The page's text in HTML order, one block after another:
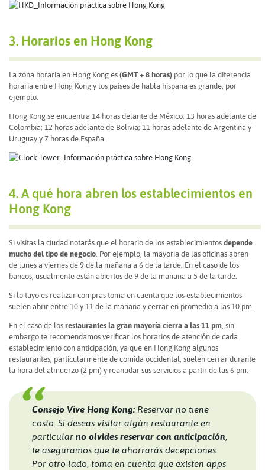
3. Horarios en Hong Kong
La zona horaria en Hong Kong es (GMT + 8 horas) por lo que la diferencia
horaria entre Hong Kong y los países de habla hispana es grande, por
ejemplo:
Hong Kong se encuentra 14 horas delante de México; 13 horas adelante de
Colombia; 12 horas adelante de Bolivia; 11 horas adelante de Argentina y
Uruguay y 7 horas de España.
4. A qué hora abren los establecimientos en
Hong Kong
Si visitas la ciudad notarás que el horario de los establecimientos depende
mucho del tipo de negocio . Por ejemplo, la mayoría de las oficinas abren
de lunes a viernes de 9 de la mañana a 6 de la tarde. En el caso de los
bancos, usualmente están abiertos de 9 de la mañana a 5 de la tarde.
Si lo tuyo es realizar compras toma en cuenta que los establecimientos
suelen abrir entre 10 y 11 de la mañana y cerrar en promedio a las 10 pm.
En el caso de los restaurantes la gran mayoría cierra a las 11 pm , sin
embargo te recomendamos verificar los horarios de atención de cada
establecimiento con anticipación, ya que en Hong Kong algunos
restaurantes, particularmente de comida occidental, suelen cerrar durante
la hora del almuerzo (2 pm) y reanudar sus servicios a partir de las 6 pm.
Consejo Vive Hong Kong: Reservar no tiene
costo. Si deseas visitar algún restaurante en
particular no olvides reservar con anticipación,
te aseguramos que te ahorrarás decepciones.
Por otro lado, toma en cuenta que existen apps